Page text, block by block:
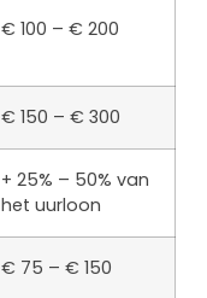
€ 100 – € 200
€ 150 – € 300
+ 25% – 50% van
het uurloon
€ 75 – € 150